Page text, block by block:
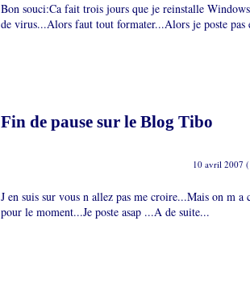
Bon souci:Ca fait trois jours que je reinstalle
de virus...Alors faut tout formater...Alors je poste
Fin de pause sur le Blog Tibo
10 avril 2007
J en suis sur vous n allez pas me croire...Mais on m
pour le moment...Je poste asap ...A de suite...